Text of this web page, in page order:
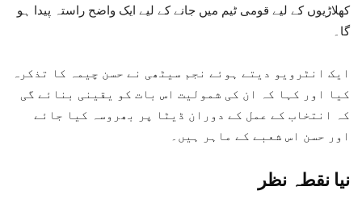
کھلاڑیوں کے لیے قومی ٹیم میں جانے کے لیے ایک واضح راستہ پیدا ہو
گا۔
ایک انٹرویو دیتے ہوئے نجم سیٹھی نے حسن چیمہ کا تذکرہ
کیا اور کہا کہ ان کی شمولیت اس بات کو یقینی بنائے گی
کہ انتخاب کے عمل کے دوران ڈیٹا پر بھروسہ کیا جائے
اور حسن اس شعبے کے ماہر ہیں۔
نیا نقطہ نظر